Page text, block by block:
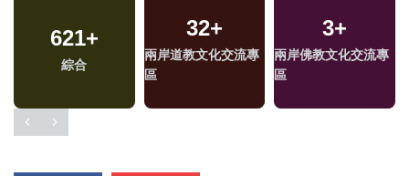
621+
綜合
32+
兩岸道教文化交流專
區
3+
兩岸佛教文化交流專
區